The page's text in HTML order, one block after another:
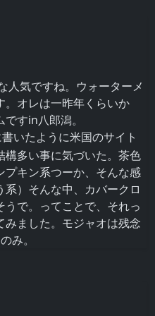
人気ですね。ウォーターメ
。オレは一昨年くらいか
すin八郎潟。
いたように米国のサイト
構多い事に気づいた。茶色
プキン系つーか、そんな感
）そんな中、カバークロ
で。ってことで、それっ
ました。モジャオは残念
み。